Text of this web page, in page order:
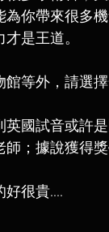
你帶來很多
是王道。
等外，請選
國試音或許
；據說獲得
很貴....